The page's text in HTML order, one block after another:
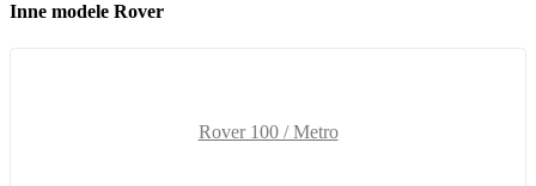
Inne modele Rover
Rover 100 / Metro